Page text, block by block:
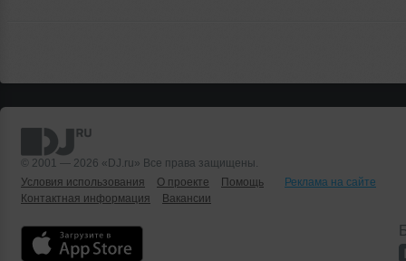
© 2001 — 2026 «DJ.ru» Все права защищены.
Условия использования
О проекте Помощь
Реклама на сайте
Контактная информация
Вакансии